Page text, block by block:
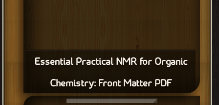
Essential Practical NMR for Organic
Chemistry: Front Matter PDF